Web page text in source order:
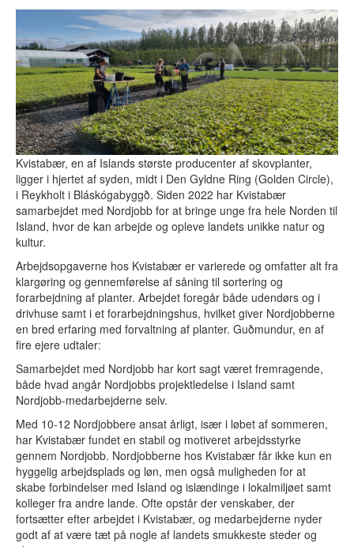
Registrera arbetsplats
Om Nordjobb
Vad är Nordjobb?
Kultur och fritid
Uthyrning
Frågor och svar
Vision
Historia
Nordjobbambassadörer
Aktuellt
Aktuellt
Nyheter
Pressrum
Kontakt
Öppen ansökan
Logga in
Språk:
DA
SV
NO
FI
IS
FO
KL
Kvistabær, en af Islands største producenter af skovplanter,
ligger i hjertet af syden, midt i Den Gyldne Ring (Golden Circle),
i Reykholt i Bláskógabyggð. Siden 2022 har Kvistabær
samarbejdet med Nordjobb for at bringe unge fra hele Norden til
Island, hvor de kan arbejde og opleve landets unikke natur og
kultur.
Arbejdsopgaverne hos Kvistabær er varierede og omfatter alt fra
klargøring og gennemførelse af såning til sortering og
forarbejdning af planter. Arbejdet foregår både udendørs og i
drivhuse samt i et forarbejdningshus, hvilket giver Nordjobberne
en bred erfaring med forvaltning af planter. Guðmundur, en af
fire ejere udtaler:
Samarbejdet med Nordjobb har kort sagt været fremragende,
både hvad angår Nordjobbs projektledelse i Island samt
Nordjobb-medarbejderne selv.
Med 10-12 Nordjobbere ansat årligt, især i løbet af sommeren,
har Kvistabær fundet en stabil og motiveret arbejdsstyrke
gennem Nordjobb. Nordjobberne hos Kvistabær får ikke kun en
hyggelig arbejdsplads og løn, men også muligheden for at
skabe forbindelser med Island og islændinge i lokalmiljøet samt
kolleger fra andre lande. Ofte opstår der venskaber, der
fortsætter efter arbejdet i Kvistabær, og medarbejderne nyder
godt af at være tæt på nogle af landets smukkeste steder og